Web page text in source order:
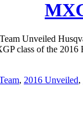
Unveiled
class of the 2016
, 2016 Unveiled,